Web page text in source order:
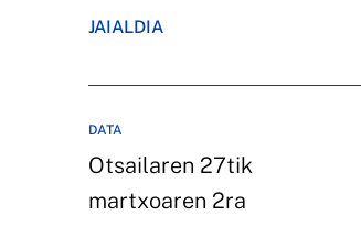
JAIALDIA
DATA
Otsailaren 27tik
martxoaren 2ra